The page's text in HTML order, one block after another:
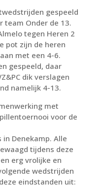
gespeeld
team Onder de 13.
tegen Heren 2
pot zijn de heren
met een 4-6.
gespeeld, daar
dik verslagen
namelijk 4-13.
met
voor de
Denekamp. Alle
tijdens deze
erg vrolijke en
wedstrijden
eindstanden uit: